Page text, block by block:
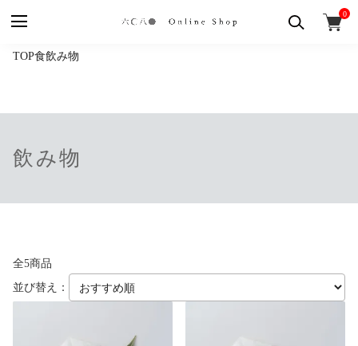
0
TOP食飲み物
飲み物
全5商品
並び替え：